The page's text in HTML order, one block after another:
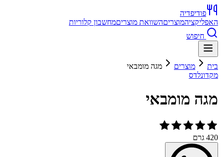
פודיפדיה
האפליקציהמוצריםהשוואת מוצריםמחשבון קלוריות
חיפוש
בית מוצרים
מגה מומבאי
מקדונלדס
מגה מומבאי
420 גרם